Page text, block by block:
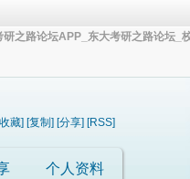
之路论坛APP_东大考研之路论坛
藏] [复制] [分享] [RSS]
个人资料